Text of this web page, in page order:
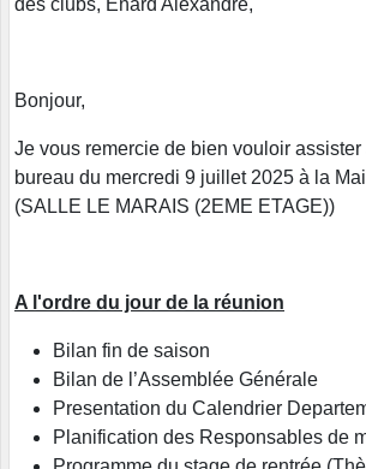
des clubs, Enard Alexandre,
Bonjour,
Je vous remercie de bien vouloir
bureau du mercredi 9 juillet 2025 à la
(SALLE LE MARAIS (2EME ETAGE))
A l'ordre du jour de la réunion
Bilan fin de saison
Bilan de l’Assemblée Générale
Presentation du Calendrier
Planification des Responsables de